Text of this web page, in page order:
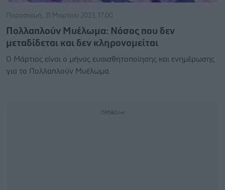
Παρασκευή, 31 Μαρτίου 2023, 17:00
Πολλαπλούν Μυέλωμα: Νόσος που δεν
μεταδίδεται και δεν κληρονομείται
O Μάρτιος είναι ο μήνας ευαισθητοποίησης και ενημέρωσης
για το Πολλαπλούν Μυέλωμα.